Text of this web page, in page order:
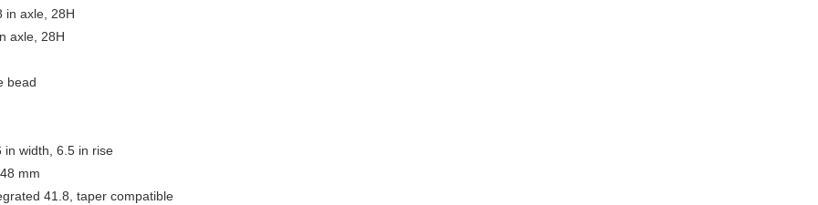
in axle, 28H
axle, 28H
bead
in width, 6.5 in rise
mm
41.8, taper compatible